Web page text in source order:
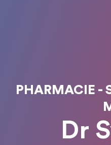
PHARMACIE -
Dr